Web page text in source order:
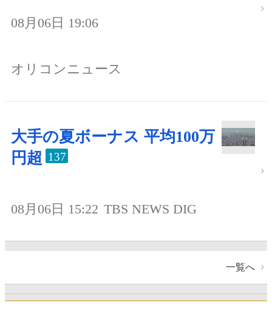
08月06日 19:06
オリコンニュース
大手の夏ボーナス 平均100万
円超 137
08月06日 15:22 TBS NEWS DIG
一覧へ